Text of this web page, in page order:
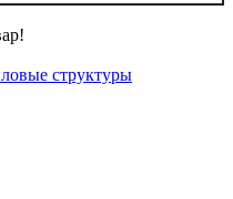
структуры